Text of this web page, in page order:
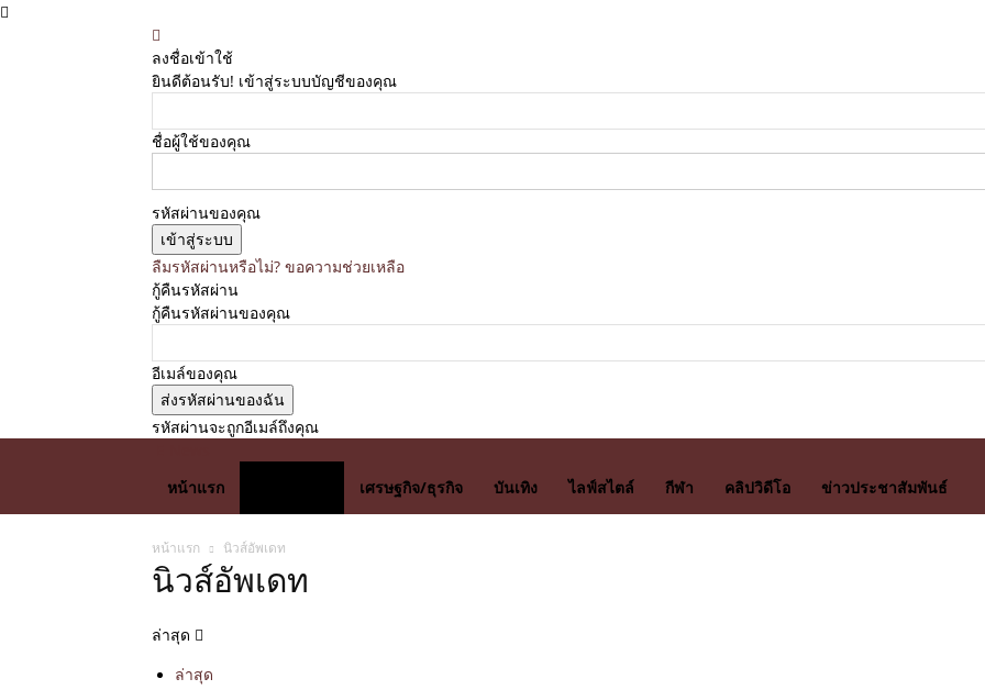
ลงชื่อเข้าใช้
ยินดีต้อนรับ! เข้าสู่ระบบบัญชีของคุณ
ชื่อผู้ใช้ของคุณ
รหัสผ่านของคุณ
ลืมรหัสผ่านหรือไม่? ขอความช่วยเหลือ
กู้คืนรหัสผ่าน
กู้คืนรหัสผ่านของคุณ
อีเมล์ของคุณ
รหัสผ่านจะถูกอีเมล์ถึงคุณ
หน้าแรก
เศรษฐกิจ/ธุรกิจ บันเทิง ไลฟ์สไตล์ กีฬา คลิปวิดีโอ ข่าวประชาสัมพันธ์
หน้าแรก นิวส์อัพเดท
นิวส์อัพเดท
ล่าสุด
ล่าสุด